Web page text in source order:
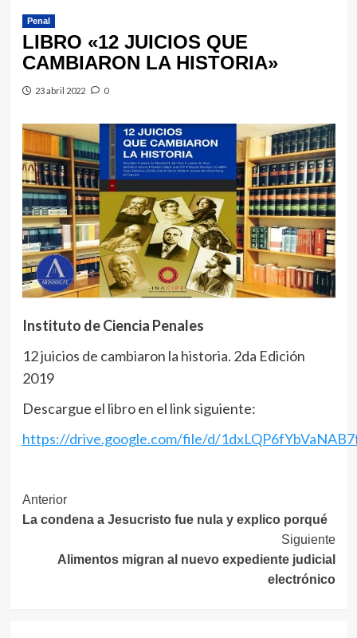
Penal
LIBRO «12 JUICIOS QUE
CAMBIARON LA HISTORIA»
23 abril 2022 0
Instituto de Ciencia Penales
12 juicios de cambiaron la historia. 2da Edición
2019
Descargue el libro en el link siguiente:
https://drive.google.com/file/d/
Navegación
de
entradas
Anterior
La condena a Jesucristo fue nula y explico porqué
Siguiente
Alimentos migran al nuevo expediente judicial
electrónico